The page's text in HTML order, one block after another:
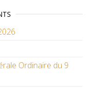
Ordinaire du 9